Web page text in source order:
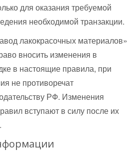
для оказания требуемой
необходимой транзакции.
лакокрасочных материалов»
вносить изменения в
в настоящие правила, при
не противоречат
РФ. Изменения
вступают в силу после их